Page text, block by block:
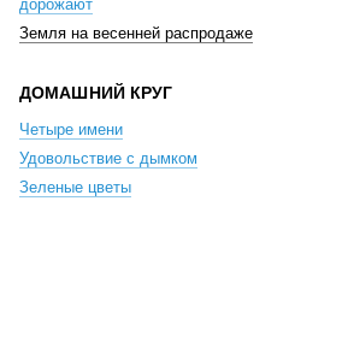
дорожают
Земля на весенней распродаже
ДОМАШНИЙ КРУГ
Четыре имени
Удовольствие с дымком
Зеленые цветы